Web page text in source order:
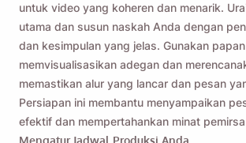
untuk video yang koheren dan menarik.
utama dan susun naskah Anda dengan
dan kesimpulan yang jelas. Gunakan
memvisualisasikan adegan dan
memastikan alur yang lancar dan pesan
Persiapan ini membantu menyampaikan
efektif dan mempertahankan minat